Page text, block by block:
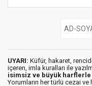
UYARI: Küfür, hakaret,
içeren, imla kuralları ile
isimsiz ve büyük harflerle
Yorumların her türlü cezai